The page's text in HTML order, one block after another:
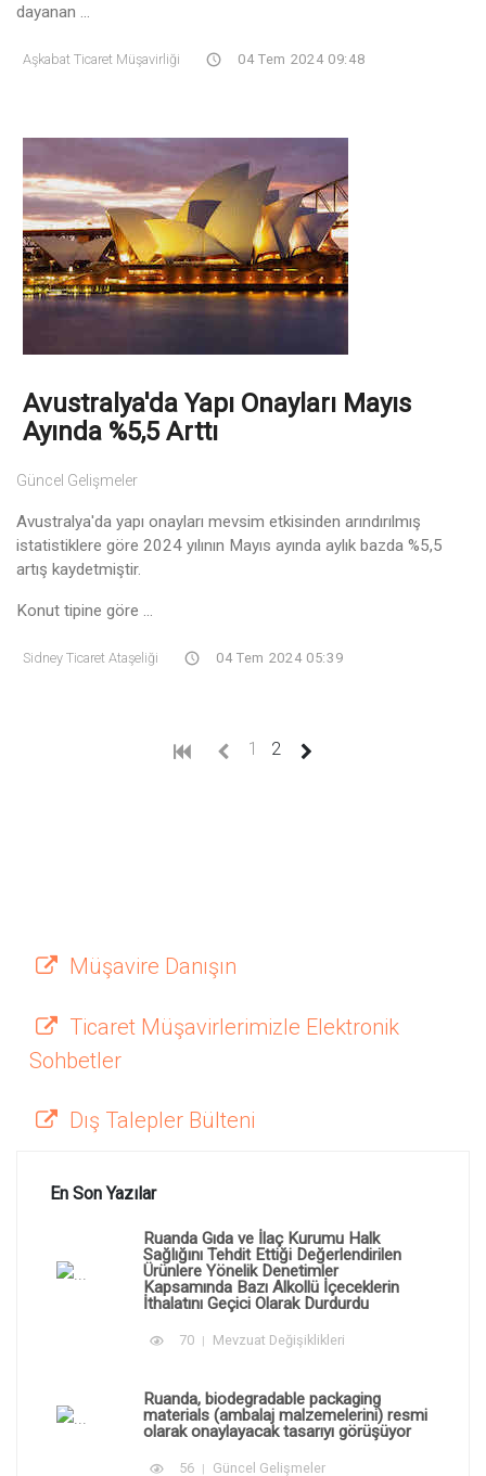
dayanan ...
Aşkabat Ticaret Müşavirliği 04 Tem 2024 09:48
Avustralya'da Yapı Onayları Mayıs
Ayında %5,5 Arttı
Güncel Gelişmeler
Avustralya'da yapı onayları mevsim etkisinden arındırılmış
istatistiklere göre 2024 yılının Mayıs ayında aylık bazda %5,5
artış kaydetmiştir.
Konut tipine göre ...
Sidney Ticaret Ataşeliği 04 Tem 2024 05:39
1 2 (current)
Müşavire Danışın
Ticaret Müşavirlerimizle Elektronik
Sohbetler
Dış Talepler Bülteni
En Son Yazılar
Ruanda Gıda ve İlaç Kurumu Halk
Sağlığını Tehdit Ettiği Değerlendirilen
Ürünlere Yönelik Denetimler
Kapsamında Bazı Alkollü İçeceklerin
İthalatını Geçici Olarak Durdurdu
70 Mevzuat Değişiklikleri
Ruanda, biodegradable packaging
materials (ambalaj malzemelerini) resmi
olarak onaylayacak tasarıyı görüşüyor
56 Güncel Gelişmeler